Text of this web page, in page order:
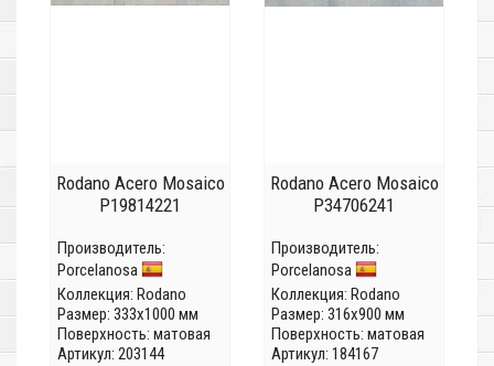
Rodano Acero Mosaico
P19814221
Производитель:
Porcelanosa
Коллекция: Rodano
Размер: 333x1000 мм
Поверхность: матовая
Артикул: 203144
Rodano Acero Mosaico
P34706241
Производитель:
Porcelanosa
Коллекция: Rodano
Размер: 316x900 мм
Поверхность: матовая
Артикул: 184167